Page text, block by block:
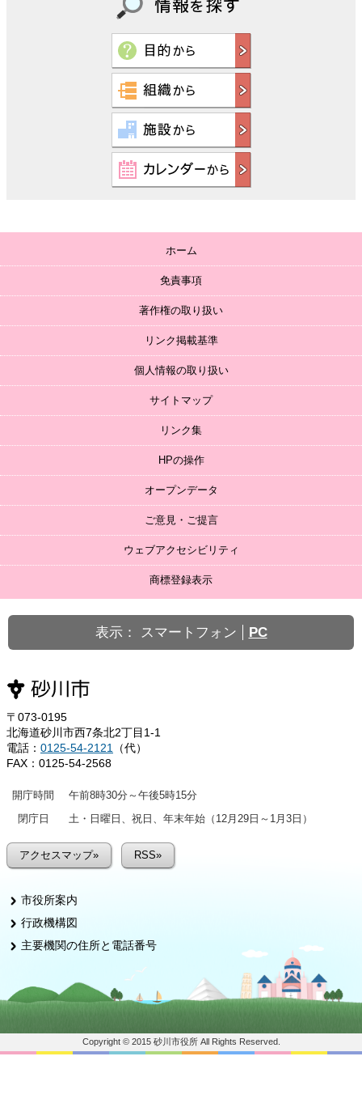
ホーム
免責事項
著作権の取り扱い
リンク掲載基準
個人情報の取り扱い
サイトマップ
リンク集
HPの操作
オープンデータ
ご意見・ご提言
ウェブアクセシビリティ
商標登録表示
表示： スマートフォン PC
〒073-0195
北海道砂川市西7条北2丁目1-1
電話： 0125-54-2121 （代）
FAX：0125-54-2568
開庁時間
午前8時30分～午後5時15分
閉庁日
土・日曜日、祝日、年末年始（12月29日～1月3日）
アクセスマップ» RSS»
市役所案内
行政機構図
主要機関の住所と電話番号
Copyright © 2015 砂川市役所 All Rights Reserved.